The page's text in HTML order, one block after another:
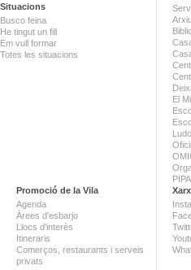
Situacions
Busco feina
He tingut un fill
Em vull formar
Totes les situacions
El
Promoció de la Vila
Agenda
Àrees d'esbarjo
Llocs d'interès
Itineraris
Comerços, restaurants i serveis
privats